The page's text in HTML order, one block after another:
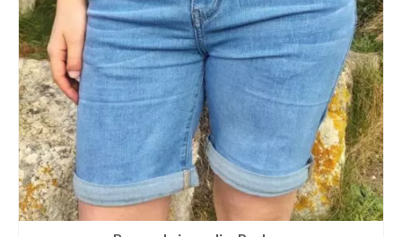
options
peuvent
être
choisies
sur
la
page
du
produit